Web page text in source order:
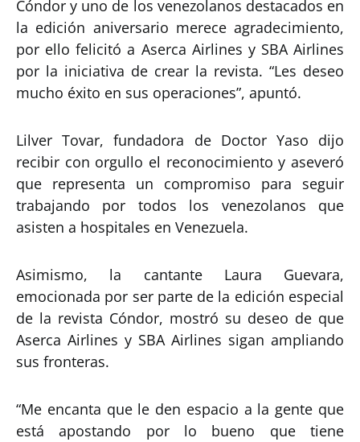
Cóndor y uno de los venezolanos destacados en
la edición aniversario merece agradecimiento,
por ello felicitó a Aserca Airlines y SBA Airlines
por la iniciativa de crear la revista. “Les deseo
mucho éxito en sus operaciones”, apuntó.
Lilver Tovar, fundadora de Doctor Yaso dijo
recibir con orgullo el reconocimiento y aseveró
que representa un compromiso para seguir
trabajando por todos los venezolanos que
asisten a hospitales en Venezuela.
Asimismo, la cantante Laura Guevara,
emocionada por ser parte de la edición especial
de la revista Cóndor, mostró su deseo de que
Aserca Airlines y SBA Airlines sigan ampliando
sus fronteras.
“Me encanta que le den espacio a la gente que
está apostando por lo bueno que tiene